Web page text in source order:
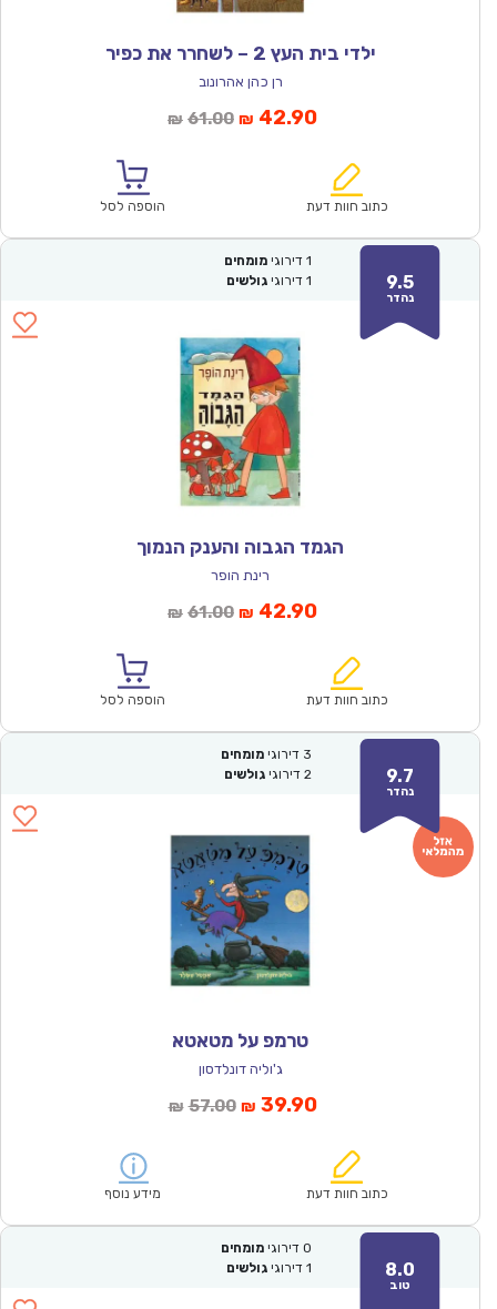
ילדי בית העץ 2 – לשחרר את כפיר
רן כהן אהרונוב
₪ 61.00המחיר
₪61.00.
₪ 42.90המחיר
הוא:
כתוב חוות דעת הוספה לסל
9.5
נהדר
1 דירוגי מומחים
1 דירוגי גולשים
הגמד הגבוה והענק הנמוך
רינת הופר
₪ 61.00המחיר
₪61.00.
₪ 42.90המחיר
הוא:
כתוב חוות דעת הוספה לסל
9.7
נהדר
3 דירוגי מומחים
2 דירוגי גולשים
טרמפ על מטאטא
ג'וליה דונלדסון
₪ 57.00המחיר
₪57.00.
₪ 39.90המחיר
הוא:
כתוב חוות דעת מידע נוסף
8.0
טוב
0 דירוגי מומחים
1 דירוגי גולשים